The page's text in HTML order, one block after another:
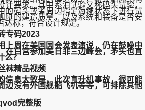
计要求。其中系泊试验又称码头试验，
的码头或者周边指定海域状态下进行试
艇的建造质量，以及系统和装备是否安
达标，符合设计规定。
专码2023
上周在美国国会发表演说，仍在鼓噪中
在白宫参加美日菲三边峰会，矛头也直
么？
袜精品视频
息大致是，此次直升机事故，很可能
边没有外国舰船飞机等等，可排除其他
完整版